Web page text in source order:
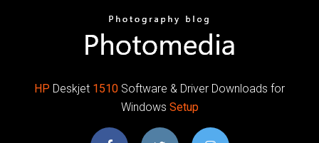
HP Deskjet 1510 Software & Driver Downloads for
Windows Setup